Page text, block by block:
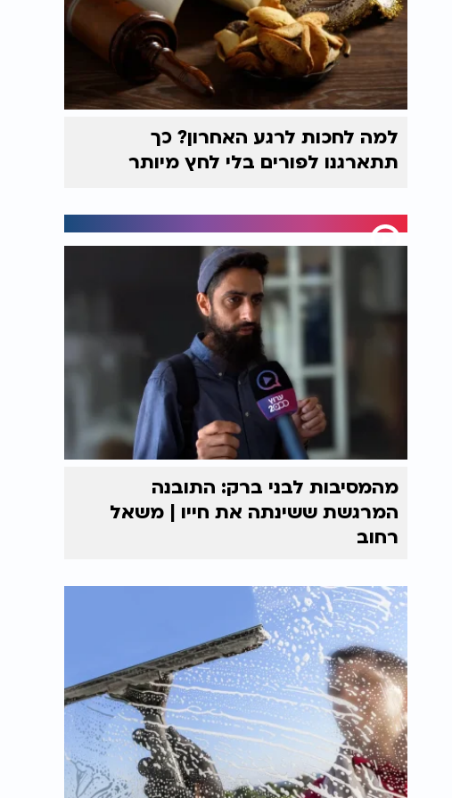
למה לחכות לרגע האחרון? כך
תתארגנו לפורים בלי לחץ מיותר
מהמסיבות לבני ברק: התובנה
המרגשת ששינתה את חייו | משאל
רחוב